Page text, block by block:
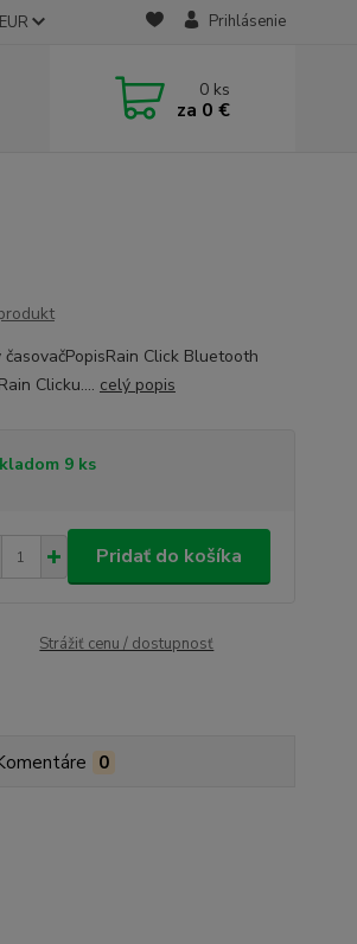
EUR Prihlásenie
0 ks
za 0 €
časovačPopisRain Click Bluetooth
Clicku.... celý popis
9 ks
Pridať do košíka
Strážiť cenu / dostupnosť
0